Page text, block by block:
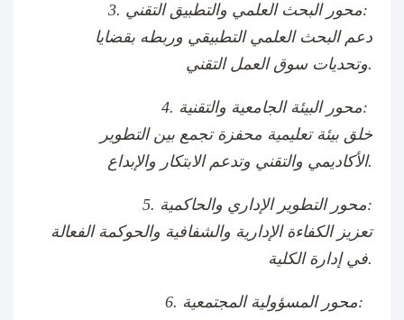
3. محور البحث العلمي والتطبيق التقني:
وتحديات سوق العمل التقني.
4. محور البيئة الجامعية والتقنية:
الأكاديمي والتقني وتدعم الابتكار والإبداع.
5. محور التطوير الإداري والحاكمية:
في إدارة الكلية.
6. محور المسؤولية المجتمعية: